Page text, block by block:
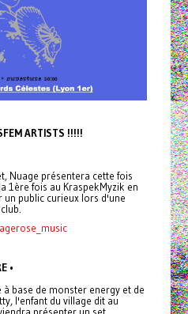
ARTISTS !!!!!
Nuage présentera cette fois
1ère fois au KraspekMyzik en
public curieux lors d'une
•
base de monster energy et de
l'enfant du village dit au
présenter un set